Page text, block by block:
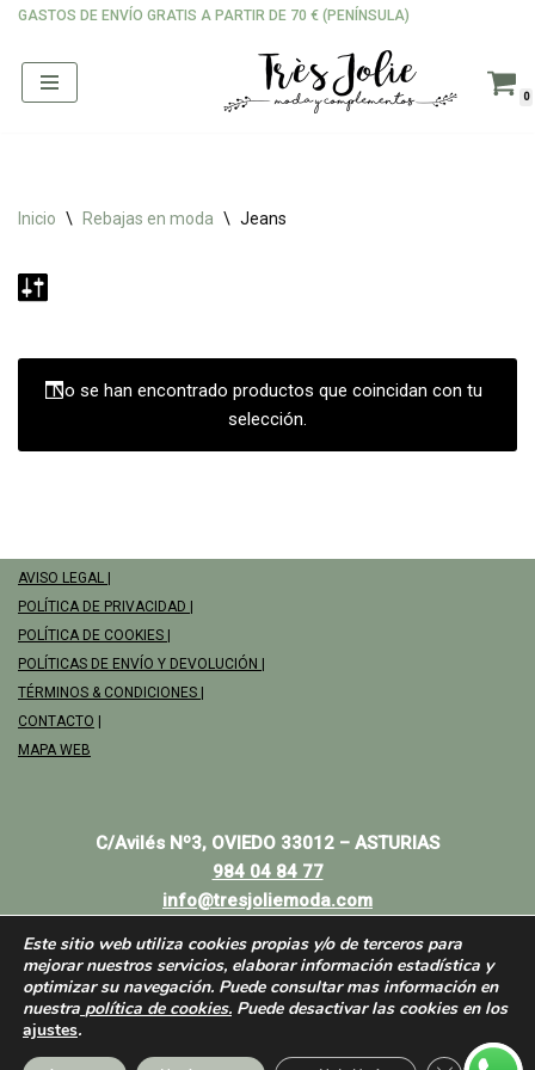
Saltar
GASTOS DE ENVÍO GRATIS A PARTIR DE 70 € (PENÍNSULA)
0
Inicio \ Rebajas en moda \ Jeans
No se han encontrado productos que coincidan con tu
selección.
AVISO LEGAL
POLÍTICA DE PRIVACIDAD
POLÍTICA DE COOKIES
POLÍTICAS DE ENVÍO Y DEVOLUCIÓN
TÉRMINOS & CONDICIONES
CONTACTO
MAPA WEB
C/Avilés Nº3, OVIEDO 33012 – ASTURIAS
984 04 84 77
info@tresjoliemoda.com
Este sitio web utiliza cookies propias y/o de terceros para
mejorar nuestros servicios, elaborar información estadística y
optimizar su navegación. Puede consultar mas información en
nuestra política de cookies. Puede desactivar las cookies en los
ajustes.